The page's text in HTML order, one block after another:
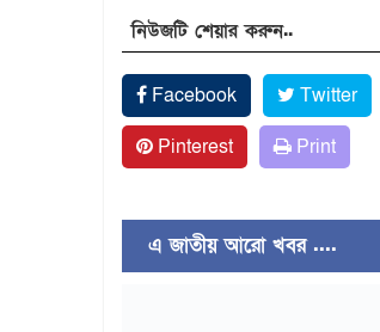
নিউজটি শেয়ার করুন..
Facebook Twitter
Pinterest
Print
এ জাতীয় আরো খবর ....